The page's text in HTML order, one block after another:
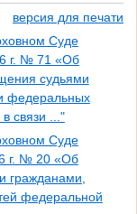
версия для печати
Суде
г. № 71 «Об
судьями
федеральных
связи ..."
Суде
г. № 20 «Об
гражданами,
федеральной